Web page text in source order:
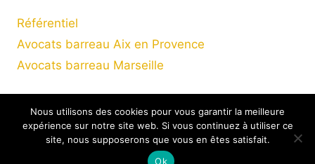
Référentiel
Avocats barreau Aix en Provence
Avocats barreau Marseille
© 2026 B - C - A
Nous utilisons des cookies pour vous garantir la meilleure
expérience sur notre site web. Si vous continuez à utiliser ce
site, nous supposerons que vous en êtes satisfait.
Ok